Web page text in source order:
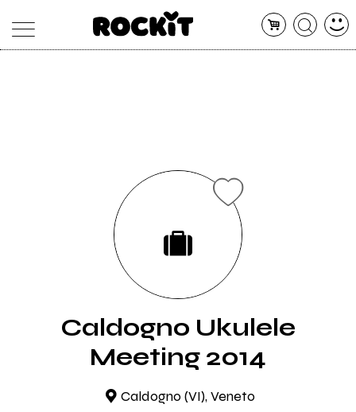
Caldogno Ukulele
Meeting 2014
Caldogno (VI), Veneto